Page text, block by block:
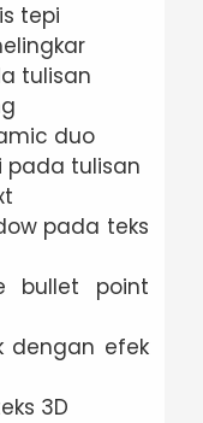
tepi
tulisan
duo
pada tulisan
pada teks
bullet point
dengan efek
3D